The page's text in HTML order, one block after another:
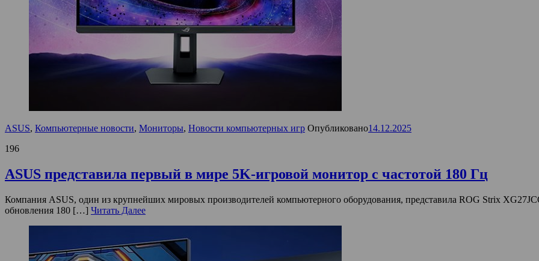
ASUS, Компьютерные новости, Мониторы, Новости компьютерных игр Опубликовано14.12.2025
196
ASUS представила первый в мире 5K-игровой монитор с частотой 180 Гц
Компания ASUS, один из крупнейших мировых производителей компьютерного оборудования, представила ROG Strix
обновления 180 […] Читать Далее